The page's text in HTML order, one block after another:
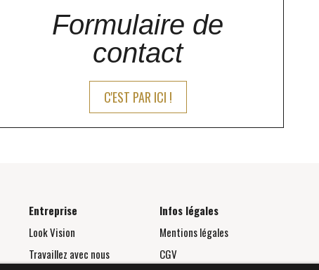
Formulaire de
contact
C'EST PAR ICI !
Entreprise
Look Vision
Travaillez avec nous
Infos légales
Mentions légales
CGV